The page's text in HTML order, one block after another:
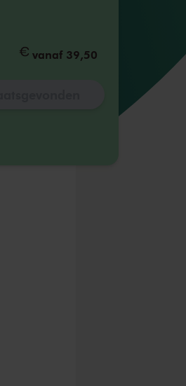
vanaf 39,50